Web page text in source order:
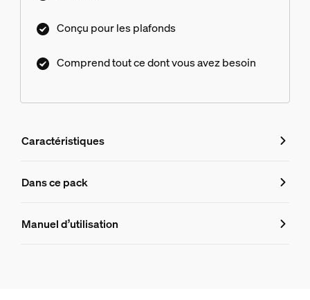
Conçu pour les plafonds
Comprend tout ce dont vous avez besoin
Caractéristiques
Caractéristiques
8719514872776
Dans ce pack
Manuel d’utilisation